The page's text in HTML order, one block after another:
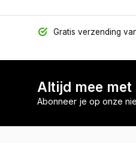
Gratis verzending
Altijd mee met
Abonneer je op onze